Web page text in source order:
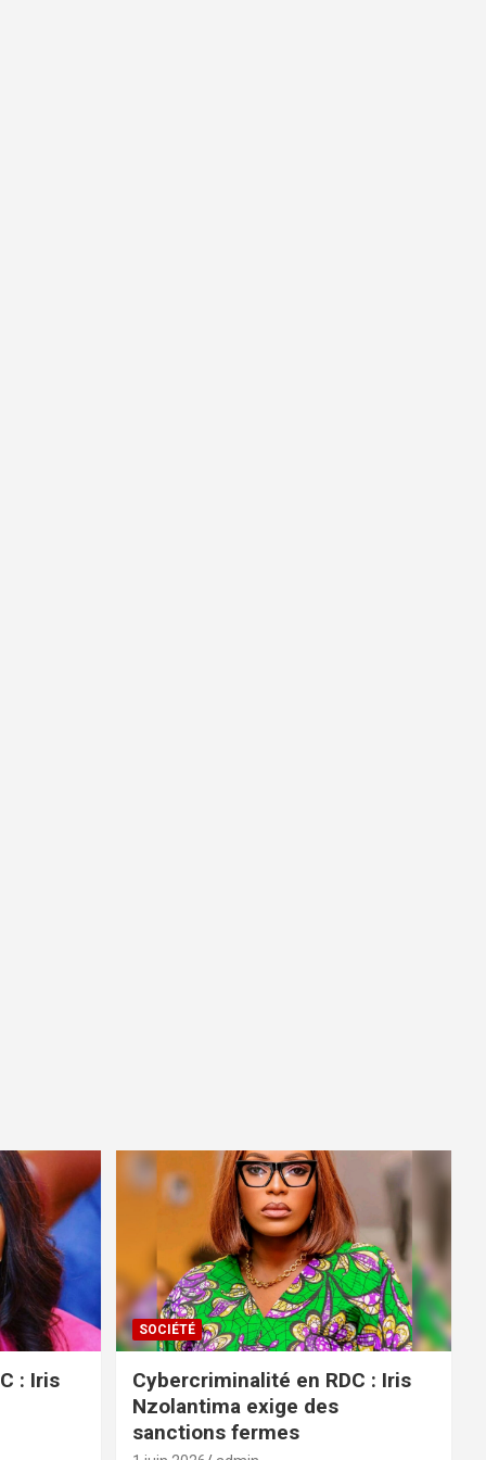
: Iris
SOCIÉTÉ
Cybercriminalité en RDC : Iris
Nzolantima exige des
sanctions fermes